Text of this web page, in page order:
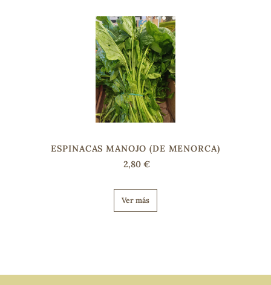
ESPINACAS MANOJO (DE MENORCA)
2,80 €
Ver más